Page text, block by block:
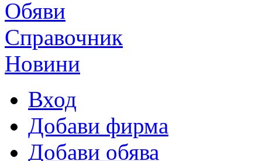
Обяви
Справочник
Новини
Вход
Добави фирма
Добави обява